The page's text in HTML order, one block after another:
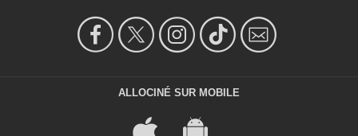
ALLOCINÉ SUR MOBILE